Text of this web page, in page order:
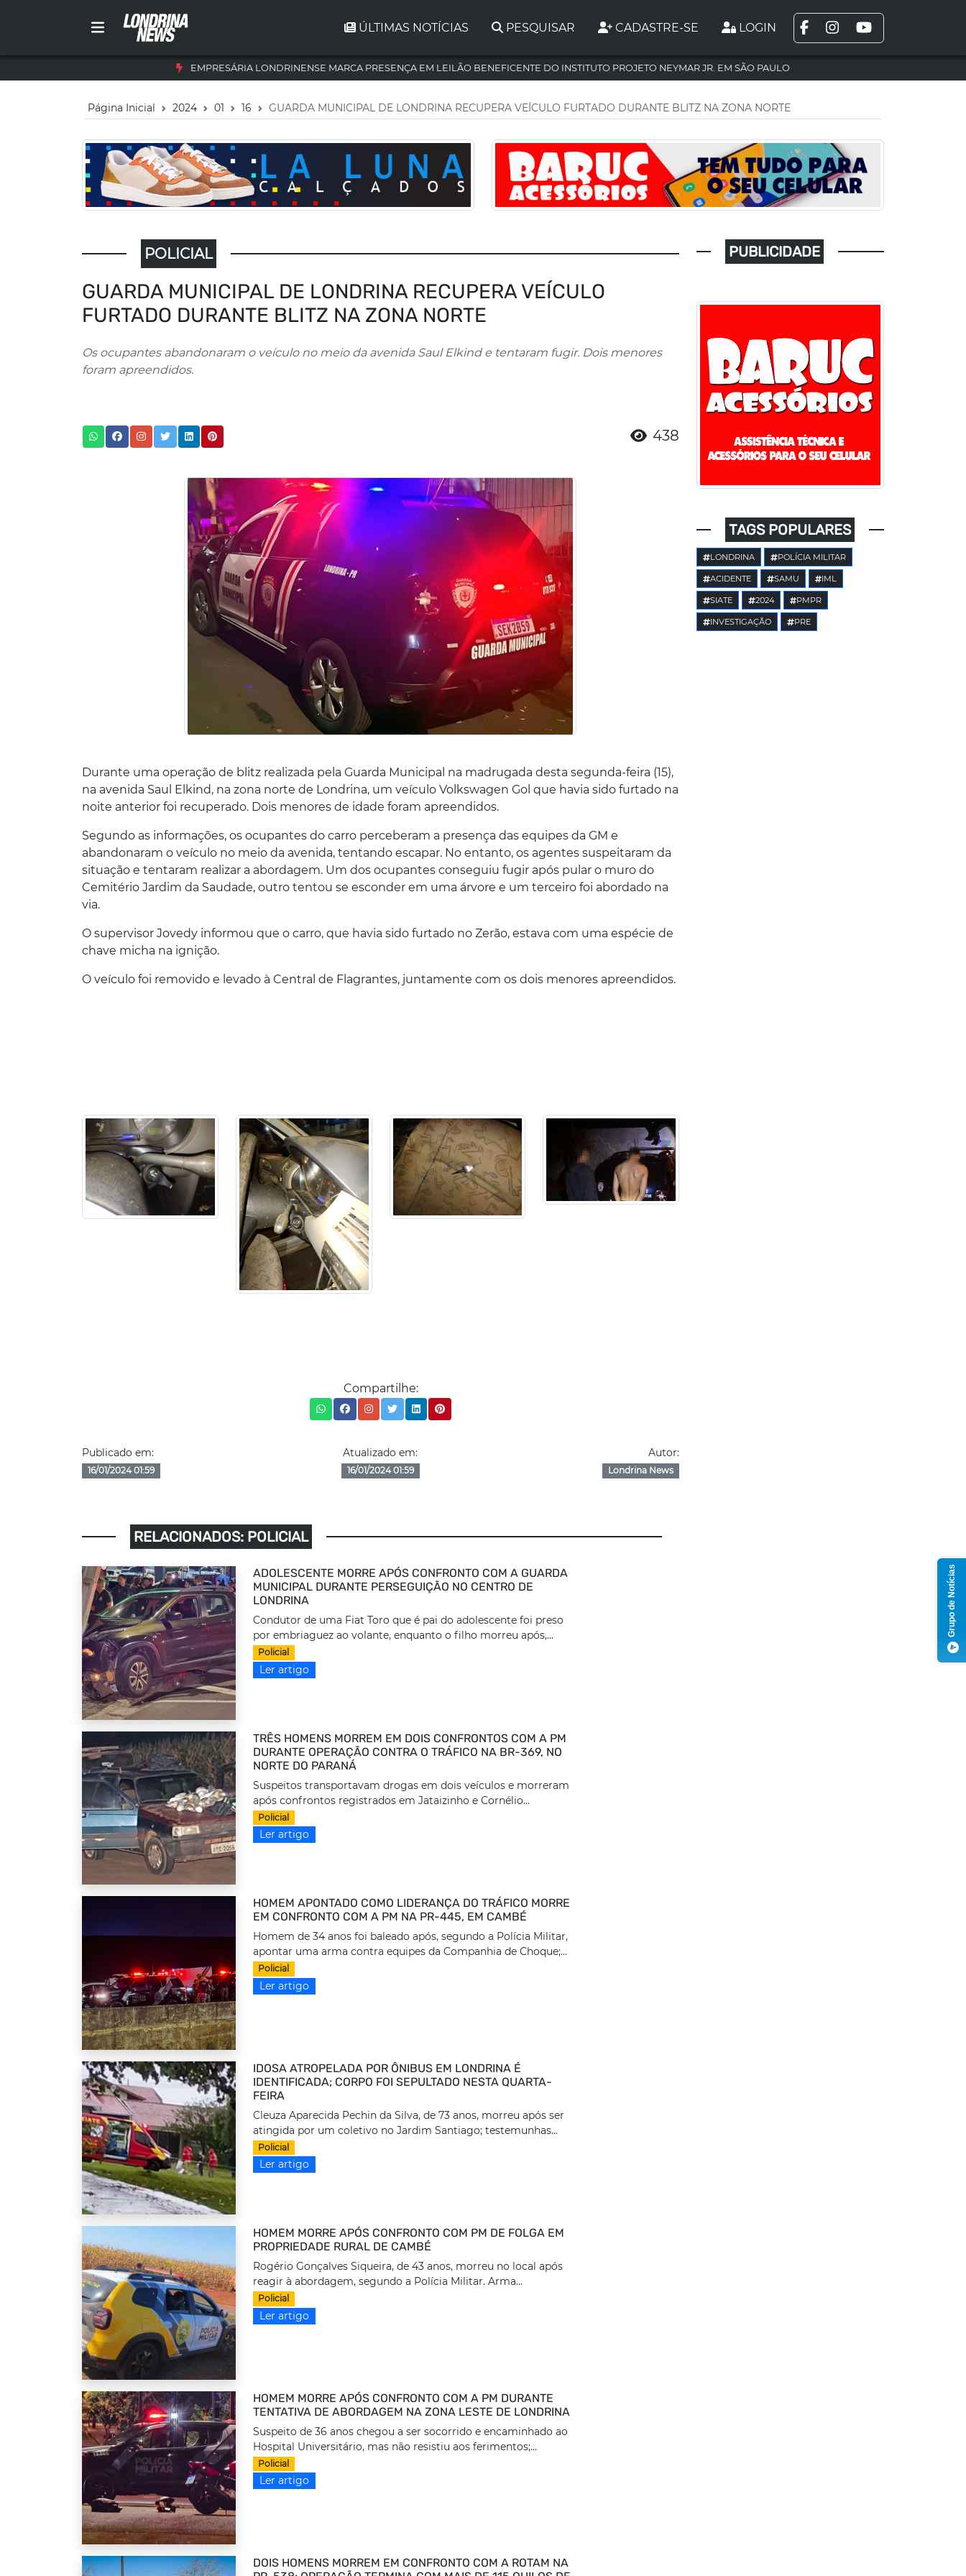
ÚLTIMAS NOTÍCIAS PESQUISAR CADASTRE-SE LOGIN
EMPRESÁRIA LONDRINENSE MARCA PRESENÇA EM LEILÃO BENEFICENTE DO INSTITUTO PROJETO NEYMAR JR. EM SÃO PAULO
Página Inicial 2024 01 16 GUARDA MUNICIPAL DE LONDRINA RECUPERA VEÍCULO FURTADO DURANTE BLITZ NA ZONA NORTE
POLICIAL
GUARDA MUNICIPAL DE LONDRINA RECUPERA VEÍCULO
FURTADO DURANTE BLITZ NA ZONA NORTE
Os ocupantes abandonaram o veículo no meio da avenida Saul Elkind e tentaram fugir. Dois menores
foram apreendidos.
438
Durante uma operação de blitz realizada pela Guarda Municipal na madrugada desta segunda-feira (15),
na avenida Saul Elkind, na zona norte de Londrina, um veículo Volkswagen Gol que havia sido furtado na
noite anterior foi recuperado. Dois menores de idade foram apreendidos.
Segundo as informações, os ocupantes do carro perceberam a presença das equipes da GM e
abandonaram o veículo no meio da avenida, tentando escapar. No entanto, os agentes suspeitaram da
situação e tentaram realizar a abordagem. Um dos ocupantes conseguiu fugir após pular o muro do
Cemitério Jardim da Saudade, outro tentou se esconder em uma árvore e um terceiro foi abordado na
via.
O supervisor Jovedy informou que o carro, que havia sido furtado no Zerão, estava com uma espécie de
chave micha na ignição.
O veículo foi removido e levado à Central de Flagrantes, juntamente com os dois menores apreendidos.
Compartilhe:
Publicado em:
16/01/2024 01:59
Atualizado em:
16/01/2024 01:59
Autor:
Londrina News
RELACIONADOS: POLICIAL
ADOLESCENTE MORRE APÓS CONFRONTO COM A GUARDA
MUNICIPAL DURANTE PERSEGUIÇÃO NO CENTRO DE
LONDRINA
Condutor de uma Fiat Toro que é pai do adolescente foi preso
por embriaguez ao volante, enquanto o filho morreu após,...
Policial
Ler artigo
TRÊS HOMENS MORREM EM DOIS CONFRONTOS COM A PM
DURANTE OPERAÇÃO CONTRA O TRÁFICO NA BR-369, NO
NORTE DO PARANÁ
Suspeitos transportavam drogas em dois veículos e morreram
após confrontos registrados em Jataizinho e Cornélio...
Policial
Ler artigo
HOMEM APONTADO COMO LIDERANÇA DO TRÁFICO MORRE
EM CONFRONTO COM A PM NA PR-445, EM CAMBÉ
Homem de 34 anos foi baleado após, segundo a Polícia Militar,
apontar uma arma contra equipes da Companhia de Choque;...
Policial
Ler artigo
IDOSA ATROPELADA POR ÔNIBUS EM LONDRINA É
IDENTIFICADA; CORPO FOI SEPULTADO NESTA QUARTA-
FEIRA
Cleuza Aparecida Pechin da Silva, de 73 anos, morreu após ser
atingida por um coletivo no Jardim Santiago; testemunhas...
Policial
Ler artigo
HOMEM MORRE APÓS CONFRONTO COM PM DE FOLGA EM
PROPRIEDADE RURAL DE CAMBÉ
Rogério Gonçalves Siqueira, de 43 anos, morreu no local após
reagir à abordagem, segundo a Polícia Militar. Arma...
Policial
Ler artigo
HOMEM MORRE APÓS CONFRONTO COM A PM DURANTE
TENTATIVA DE ABORDAGEM NA ZONA LESTE DE LONDRINA
Suspeito de 36 anos chegou a ser socorrido e encaminhado ao
Hospital Universitário, mas não resistiu aos ferimentos;...
Policial
Ler artigo
DOIS HOMENS MORREM EM CONFRONTO COM A ROTAM NA
PUBLICIDADE
TAGS POPULARES
LONDRINA POLÍCIA MILITAR
ACIDENTE SAMU IML
SIATE 2024 PMPR
INVESTIGAÇÃO PRE
Grupo de Notícias